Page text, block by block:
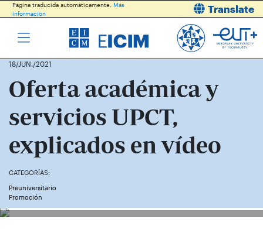
Página traducida automáticamente. Más
información
Translate
18/JUN./2021
Oferta académica y
servicios UPCT,
explicados en vídeo
CATEGORÍAS:
Preuniversitario
Promoción